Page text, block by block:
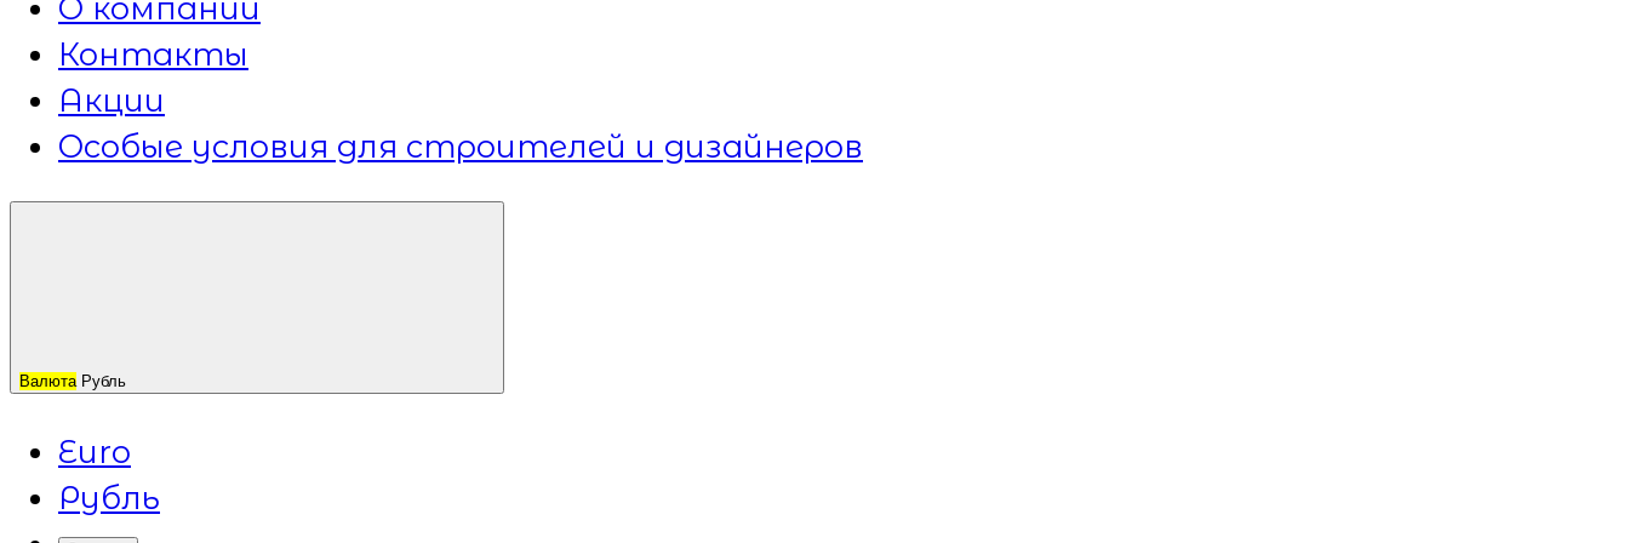
О компании
Контакты
Акции
Особые условия для строителей и дизайнеров
Валюта Рубль
Euro
Рубль